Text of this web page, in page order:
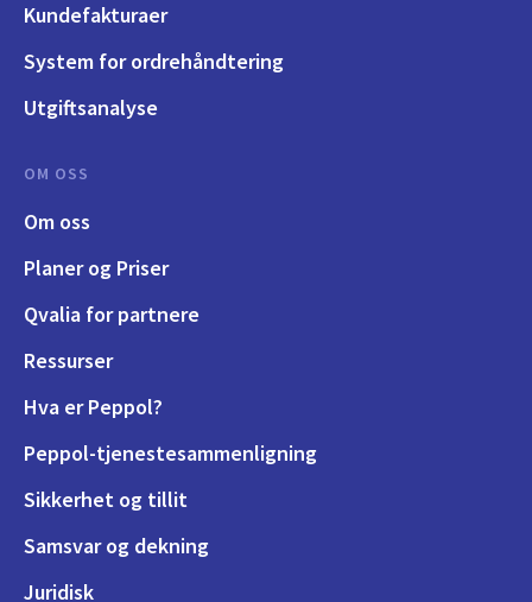
Kundefakturaer
System for ordrehåndtering
Utgiftsanalyse
OM OSS
Om oss
Planer og Priser
Qvalia for partnere
Ressurser
Hva er Peppol?
Peppol-tjenestesammenligning
Sikkerhet og tillit
Samsvar og dekning
Juridisk